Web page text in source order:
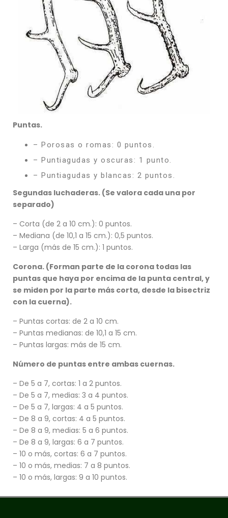
Puntas.
– Porosas o romas: 0 puntos.
– Puntiagudas y oscuras: 1 punto.
– Puntiagudas y blancas: 2 puntos.
Segundas luchaderas. (Se valora cada una por
separado)
– Corta (de 2 a 10 cm.): 0 puntos.
– Mediana (de 10,1 a 15 cm.): 0,5 puntos.
– Larga (más de 15 cm.): 1 puntos.
Corona. (Forman parte de la corona todas las
puntas que haya por encima de la punta central, y
se miden por la parte más corta, desde la bisectriz
con la cuerna).
– Puntas cortas: de 2 a 10 cm.
– Puntas medianas: de 10,1 a 15 cm.
– Puntas largas: más de 15 cm.
Número de puntas entre ambas cuernas.
– De 5 a 7, cortas: 1 a 2 puntos.
– De 5 a 7, medias: 3 a 4 puntos.
– De 5 a 7, largas: 4 a 5 puntos.
– De 8 a 9, cortas: 4 a 5 puntos.
– De 8 a 9, medias: 5 a 6 puntos.
– De 8 a 9, largas: 6 a 7 puntos.
– 10 o más, cortas: 6 a 7 puntos.
– 10 o más, medias: 7 a 8 puntos.
– 10 o más, largas: 9 a 10 puntos.